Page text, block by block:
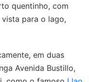
quentinho, com
para o lago,
em duas
Avenida Bustillo,